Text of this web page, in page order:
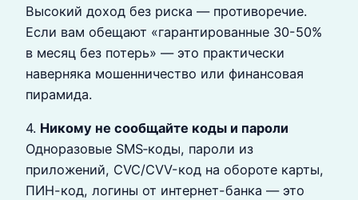
Высокий доход без риска — противоречие.
Если вам обещают «гарантированные 30-50%
в месяц без потерь» — это практически
наверняка мошенничество или финансовая
пирамида.
4. Никому не сообщайте коды и пароли
Одноразовые SMS‑коды, пароли из
приложений, CVC/CVV-код на обороте карты,
ПИН-код, логины от интернет-банка — это